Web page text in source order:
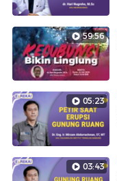
59:56
05:23
03:43